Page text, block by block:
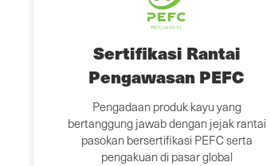
Sertifikasi Rantai
Pengawasan PEFC
Pengadaan produk kayu yang
bertanggung jawab dengan jejak rantai
pasokan bersertifikasi PEFC serta
pengakuan di pasar global